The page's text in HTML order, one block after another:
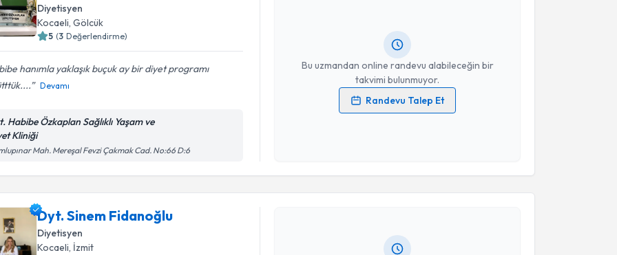
Diyetisyen
Kocaeli, Gölcük
5 (3 Değerlendirme)
hanımla yaklaşık buçuk ay bir diyet programı
Devamı
Habibe Özkaplan Sağlıklı Yaşam ve
Kliniği
Mah. Mereşal Fevzi Çakmak Cad. No:66 D:6
Bu uzmandan online randevu alabileceğin bir
takvimi bulunmuyor.
Randevu Talep Et
Kişisel verilerimin işlenmesine ilişkinAydınlatma Metni
Dyt. Sinem Fidanoğlu
Diyetisyen
Kocaeli, İzmit
Dyt. Sinem Fidanoğluiçin randevu takvimi talebi oluşturun.
Size bu uzmandan randevu almanız için bir takvim